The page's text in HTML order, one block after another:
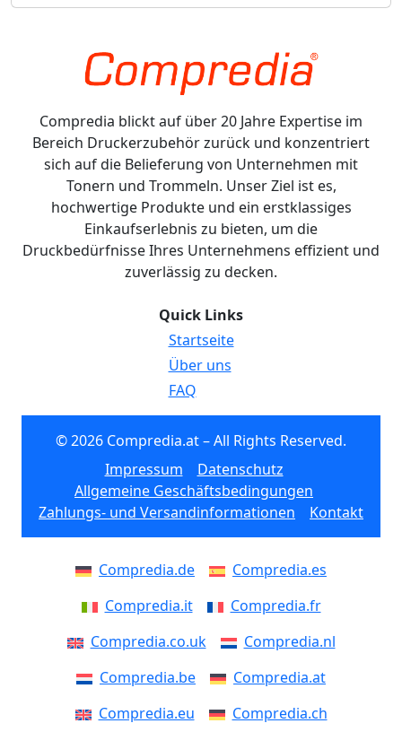
Compredia blickt auf über 20 Jahre Expertise im
Bereich Druckerzubehör zurück und konzentriert
sich auf die Belieferung von Unternehmen mit
Tonern und Trommeln. Unser Ziel ist es,
hochwertige Produkte und ein erstklassiges
Einkaufserlebnis zu bieten, um die
Druckbedürfnisse Ihres Unternehmens effizient und
zuverlässig zu decken.
Quick Links
Startseite
Über uns
FAQ
© 2026 Compredia.at – All Rights Reserved.
Impressum
Datenschutz
Allgemeine Geschäftsbedingungen
Zahlungs- und Versandinformationen
Kontakt
Compredia.de
Compredia.es
Compredia.it
Compredia.fr
Compredia.co.uk
Compredia.nl
Compredia.be
Compredia.at
Compredia.eu
Compredia.ch